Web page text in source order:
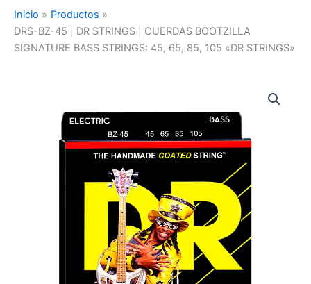
Inicio
Productos
DRS-BZ-45 | DR STRINGS | CUERDAS BOOTZILLA
SIGNATURE BASS STRINGS: 45, 65, 85, 105 «DR STRINGS»